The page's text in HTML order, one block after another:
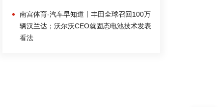
南宫体育-汽车早知道丨丰田全球召回100万
辆汉兰达；沃尔沃CEO就固态电池技术发表
看法